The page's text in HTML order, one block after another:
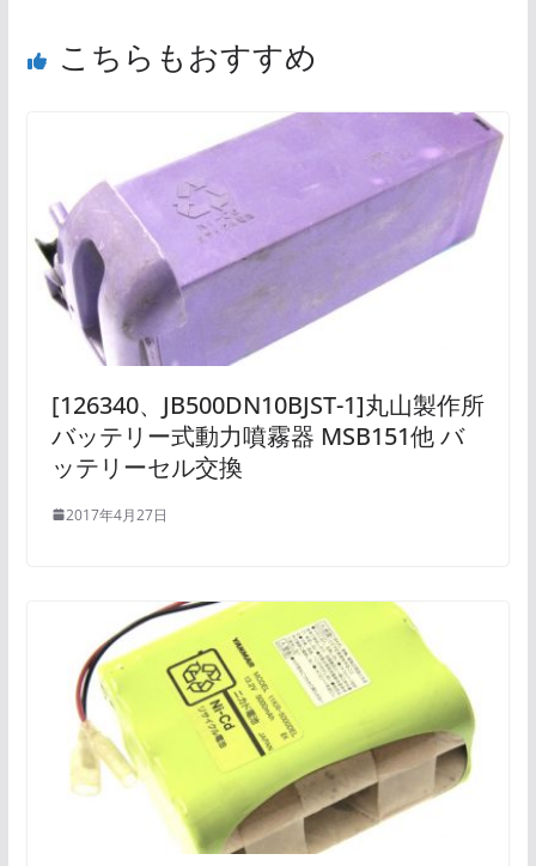
こちらもおすすめ
[126340、JB500DN10BJST-1]丸山製作所
バッテリー式動力噴霧器 MSB151他 バ
ッテリーセル交換
2017年4月27日